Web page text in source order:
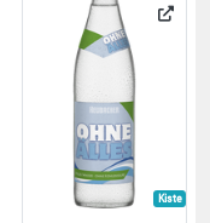
Kiste